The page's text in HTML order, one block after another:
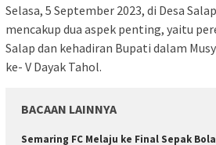
Selasa, 5 September 2023, di Desa
mencakup dua aspek penting, yaitu
Salap dan kehadiran Bupati dalam
ke- V Dayak Tahol.
BACAAN LAINNYA
Semaring FC Melaju ke Final Sepak